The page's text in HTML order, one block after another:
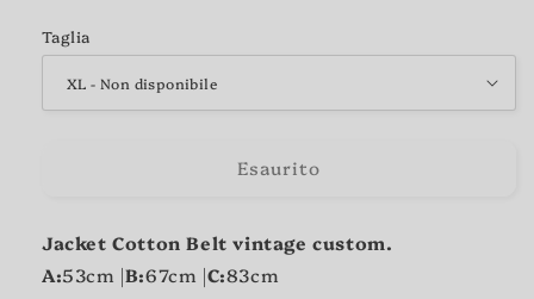
Taglia
Esaurito
Jacket Cotton Belt vintage custom.
A:53cm |B:67cm |C:83cm